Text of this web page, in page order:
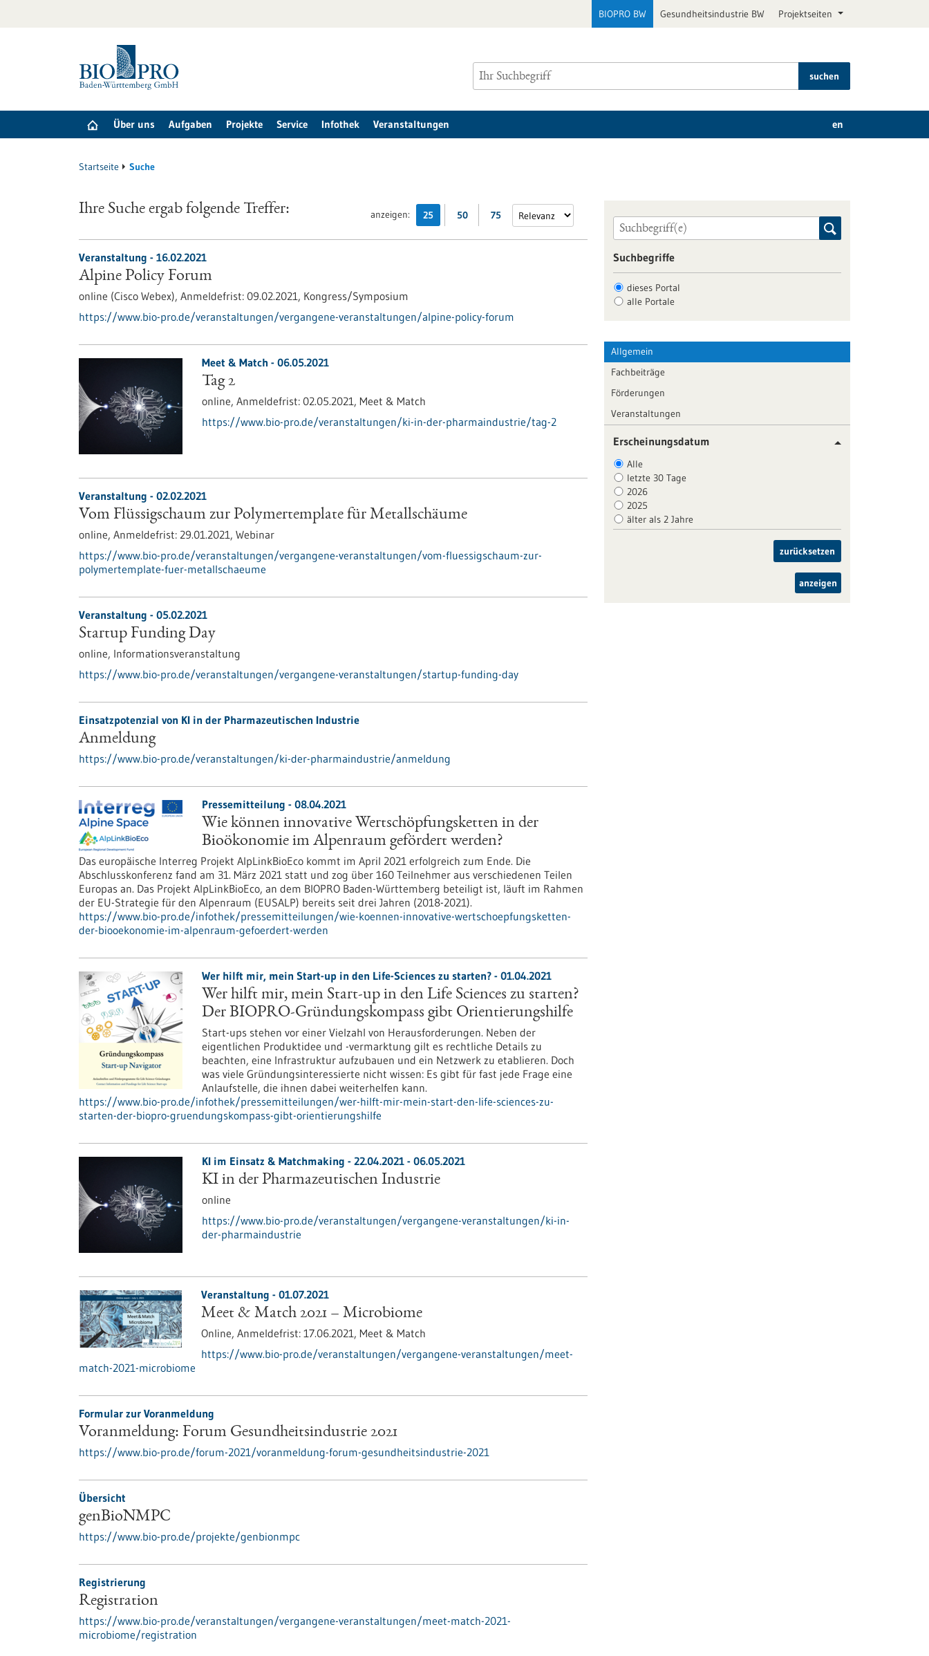
BIOPRO BW Gesundheitsindustrie BW Projektseiten
suchen
Über uns Aufgaben Projekte Service Infothek Veranstaltungen en
Startseite Suche
anzeigen: 25 50 75
Ihre Suche ergab folgende Treffer:
Veranstaltung - 16.02.2021
Alpine Policy Forum
online (Cisco Webex), Anmeldefrist: 09.02.2021, Kongress/Symposium
https://www.bio-pro.de/veranstaltungen/vergangene-veranstaltungen/alpine-policy-forum
Meet & Match - 06.05.2021
Tag 2
online, Anmeldefrist: 02.05.2021, Meet & Match
https://www.bio-pro.de/veranstaltungen/ki-in-der-pharmaindustrie/tag-2
Veranstaltung - 02.02.2021
Vom Flüssigschaum zur Polymertemplate für Metallschäume
online, Anmeldefrist: 29.01.2021, Webinar
https://www.bio-pro.de/veranstaltungen/vergangene-veranstaltungen/vom-fluessigschaum-zur-
polymertemplate-fuer-metallschaeume
Veranstaltung - 05.02.2021
Startup Funding Day
online, Informationsveranstaltung
https://www.bio-pro.de/veranstaltungen/vergangene-veranstaltungen/startup-funding-day
Einsatzpotenzial von KI in der Pharmazeutischen Industrie
Anmeldung
https://www.bio-pro.de/veranstaltungen/ki-der-pharmaindustrie/anmeldung
Pressemitteilung - 08.04.2021
Wie können innovative Wertschöpfungsketten in der
Bioökonomie im Alpenraum gefördert werden?
Das europäische Interreg Projekt AlpLinkBioEco kommt im April 2021 erfolgreich zum Ende. Die
Abschlusskonferenz fand am 31. März 2021 statt und zog über 160 Teilnehmer aus verschiedenen Teilen
Europas an. Das Projekt AlpLinkBioEco, an dem BIOPRO Baden-Württemberg beteiligt ist, läuft im Rahmen
der EU-Strategie für den Alpenraum (EUSALP) bereits seit drei Jahren (2018-2021).
https://www.bio-pro.de/infothek/pressemitteilungen/wie-koennen-innovative-wertschoepfungsketten-
der-biooekonomie-im-alpenraum-gefoerdert-werden
Wer hilft mir, mein Start-up in den Life-Sciences zu starten? - 01.04.2021
Wer hilft mir, mein Start-up in den Life Sciences zu starten?
Der BIOPRO-Gründungskompass gibt Orientierungshilfe
Start-ups stehen vor einer Vielzahl von Herausforderungen. Neben der
eigentlichen Produktidee und -vermarktung gilt es rechtliche Details zu
beachten, eine Infrastruktur aufzubauen und ein Netzwerk zu etablieren. Doch
was viele Gründungsinteressierte nicht wissen: Es gibt für fast jede Frage eine
Anlaufstelle, die ihnen dabei weiterhelfen kann.
https://www.bio-pro.de/infothek/pressemitteilungen/wer-hilft-mir-mein-start-den-life-sciences-zu-
starten-der-biopro-gruendungskompass-gibt-orientierungshilfe
KI im Einsatz & Matchmaking - 22.04.2021- 06.05.2021
KI in der Pharmazeutischen Industrie
online
https://www.bio-pro.de/veranstaltungen/vergangene-veranstaltungen/ki-in-
der-pharmaindustrie
Veranstaltung - 01.07.2021
Meet & Match 2021 – Microbiome
Online, Anmeldefrist: 17.06.2021, Meet & Match
https://www.bio-pro.de/veranstaltungen/vergangene-veranstaltungen/meet-
match-2021-microbiome
Formular zur Voranmeldung
Voranmeldung: Forum Gesundheitsindustrie 2021
https://www.bio-pro.de/forum-2021/voranmeldung-forum-gesundheitsindustrie-2021
Übersicht
genBioNMPC
https://www.bio-pro.de/projekte/genbionmpc
Registrierung
Registration
https://www.bio-pro.de/veranstaltungen/vergangene-veranstaltungen/meet-match-2021-
microbiome/registration
Suchbegriffe
dieses Portal
alle Portale
Allgemein
Fachbeiträge
Förderungen
Veranstaltungen
Erscheinungsdatum
Alle
letzte 30 Tage
2026
2025
älter als 2 Jahre
zurücksetzen
anzeigen